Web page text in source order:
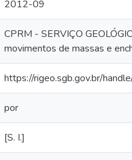
2012-09
CPRM - SERVIÇO
movimentos de massas e
https://rigeo.sgb.gov.br/
por
[S. I.]